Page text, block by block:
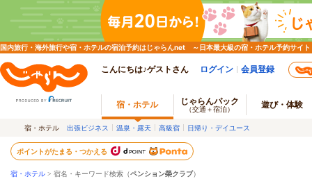
国内旅行・海外旅行や宿・ホテルの宿泊予約はじゃらんnet ～日本最大級の宿・ホテル予約サイト
こんにちは♪ゲストさん ログイン 会員登録
宿・ホテル じゃらんパック
（交通＋宿泊） 遊び・体験
宿・ホテル 出張ビジネス 温泉・露天 高級宿 日帰り・デイユース
ポイントがたまる・つかえる
宿・ホテル > 宿名・キーワード検索（ペンション榮クラブ）